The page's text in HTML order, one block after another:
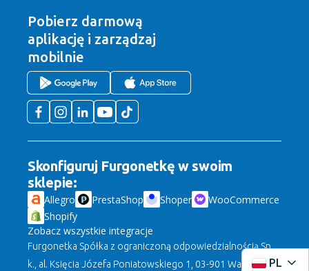
PL
Pobierz darmową
aplikację i zarządzaj
mobilnie
Skonfiguruj Furgonetkę w swoim
sklepie:
Allegro PrestaShop Shoper
WooCommerce
Shopify
Zobacz wszystkie integracje
Furgonetka Spółka z ograniczoną odpowiedzialnością Sp.
k., al. Księcia Józefa Poniatowskiego 1, 03-901 Warszawa,